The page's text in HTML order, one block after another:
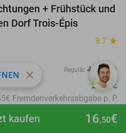
16,50€
kaufen
44%
+ Frühstück und
Dorf Trois-Épis
9.7 star
Regulär 444€
250€
Fremdenverkehrsabgabe p. P.
favorite_border
close